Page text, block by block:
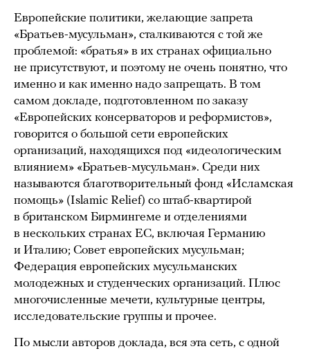
Европейские политики, желающие запрета
«Братьев-мусульман», сталкиваются с той же
проблемой: «братья» в их странах официально
не присутствуют, и поэтому не очень понятно, что
именно и как именно надо запрещать. В том
самом докладе, подготовленном по заказу
«Европейских консерваторов и реформистов»,
говорится о большой сети европейских
организаций, находящихся под «идеологическим
влиянием» «Братьев-мусульман». Среди них
называются благотворительный фонд «Исламская
помощь» (Islamic Relief) со штаб-квартирой
в британском Бирмингеме и отделениями
в нескольких странах ЕС, включая Германию
и Италию; Совет европейских мусульман;
Федерация европейских мусульманских
молодежных и студенческих организаций. Плюс
многочисленные мечети, культурные центры,
исследовательские группы и прочее.
По мысли авторов доклада, вся эта сеть, с одной